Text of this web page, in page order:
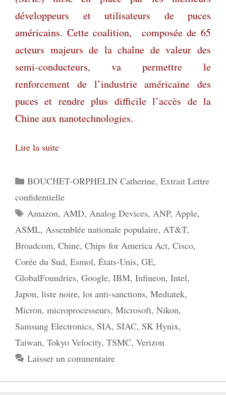
développeurs et utilisateurs de puces
américains. Cette coalition,
composée de 65
acteurs majeurs de la chaîne de valeur des
semi-conducteurs, va permettre le
renforcement de l’industrie américaine des
puces et rendre plus difficile l’accès de la
Chine aux nanotechnologies.
Lire la suite
Catégories
BOUCHET-ORPHELIN Catherine, Extrait Lettre
confidentielle
Étiquettes
Amazon, AMD, Analog Devices, ANP, Apple,
ASML, Assemblée nationale populaire, AT&T,
Broadcom, Chine, Chips for America Act, Cisco,
Corée du Sud, Esmol, États-Unis, GE,
GlobalFoundries, Google, IBM, Infineon, Intel,
Japon, liste noire, loi anti-sanctions, Mediatek,
Micron, microprocesseurs, Microsoft, Nikon,
Samsung Electronics, SIA, SIAC, SK Hynix,
Taiwan, Tokyo Velocity, TSMC, Verizon
Laisser un commentaire